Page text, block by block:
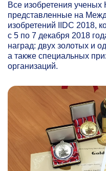
Все изобретения
представленные на
изобретений IIDC 2018,
с 5 по 7 декабря 2018
наград: двух золотых и
а также специальных
организаций.